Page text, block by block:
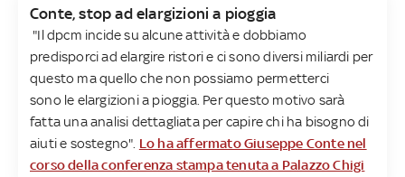
Conte, stop ad elargizioni a pioggia
"Il dpcm incide su alcune attività e dobbiamo
predisporci ad elargire ristori e ci sono diversi miliardi per
questo ma quello che non possiamo permetterci
sono le elargizioni a pioggia. Per questo motivo sarà
fatta una analisi dettagliata per capire chi ha bisogno di
aiuti e sostegno". Lo ha affermato Giuseppe Conte nel
corso della conferenza stampa tenuta a Palazzo Chigi